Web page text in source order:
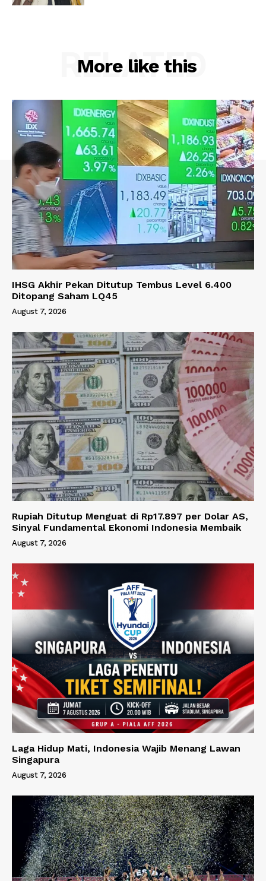
More like this
RELATED
IHSG Akhir Pekan Ditutup Tembus Level 6.400
Ditopang Saham LQ45
August 7, 2026
Rupiah Ditutup Menguat di Rp17.897 per Dolar AS,
Sinyal Fundamental Ekonomi Indonesia Membaik
August 7, 2026
Laga Hidup Mati, Indonesia Wajib Menang Lawan
Singapura
August 7, 2026